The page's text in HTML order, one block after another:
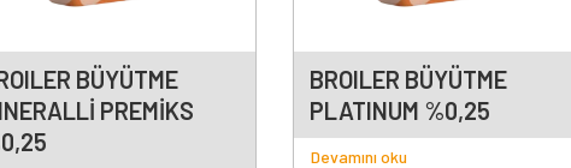
BÜYÜTME
PREMİKS
BROILER BÜYÜTME
PLATINUM %0,25
Devamını oku